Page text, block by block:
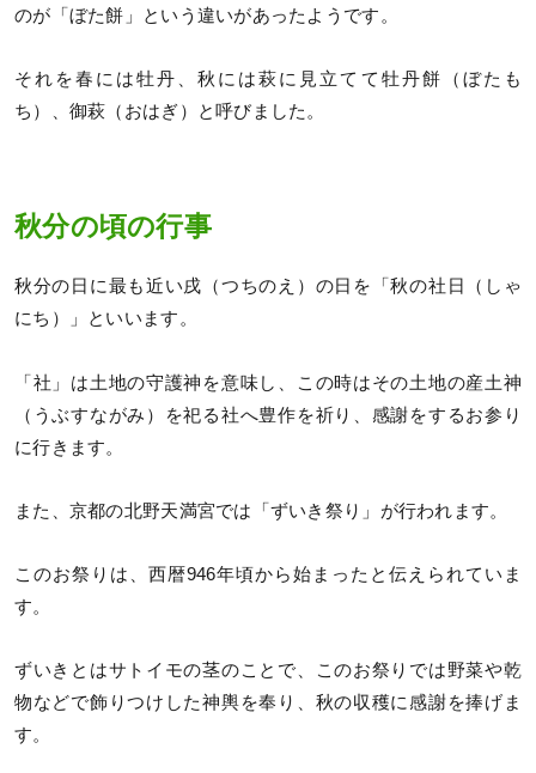
のが「ぼた餅」という違いがあったようです。
それを春には牡丹、秋には萩に見立てて牡丹餅（ぼたも
ち）、御萩（おはぎ）と呼びました。
秋分の頃の行事
秋分の日に最も近い戌（つちのえ）の日を「秋の社日（しゃ
にち）」といいます。
「社」は土地の守護神を意味し、この時はその土地の産土神
（うぶすながみ）を祀る社へ豊作を祈り、感謝をするお参り
に行きます。
また、京都の北野天満宮では「ずいき祭り」が行われます。
このお祭りは、西暦946年頃から始まったと伝えられていま
す。
ずいきとはサトイモの茎のことで、このお祭りでは野菜や乾
物などで飾りつけした神輿を奉り、秋の収穫に感謝を捧げま
す。